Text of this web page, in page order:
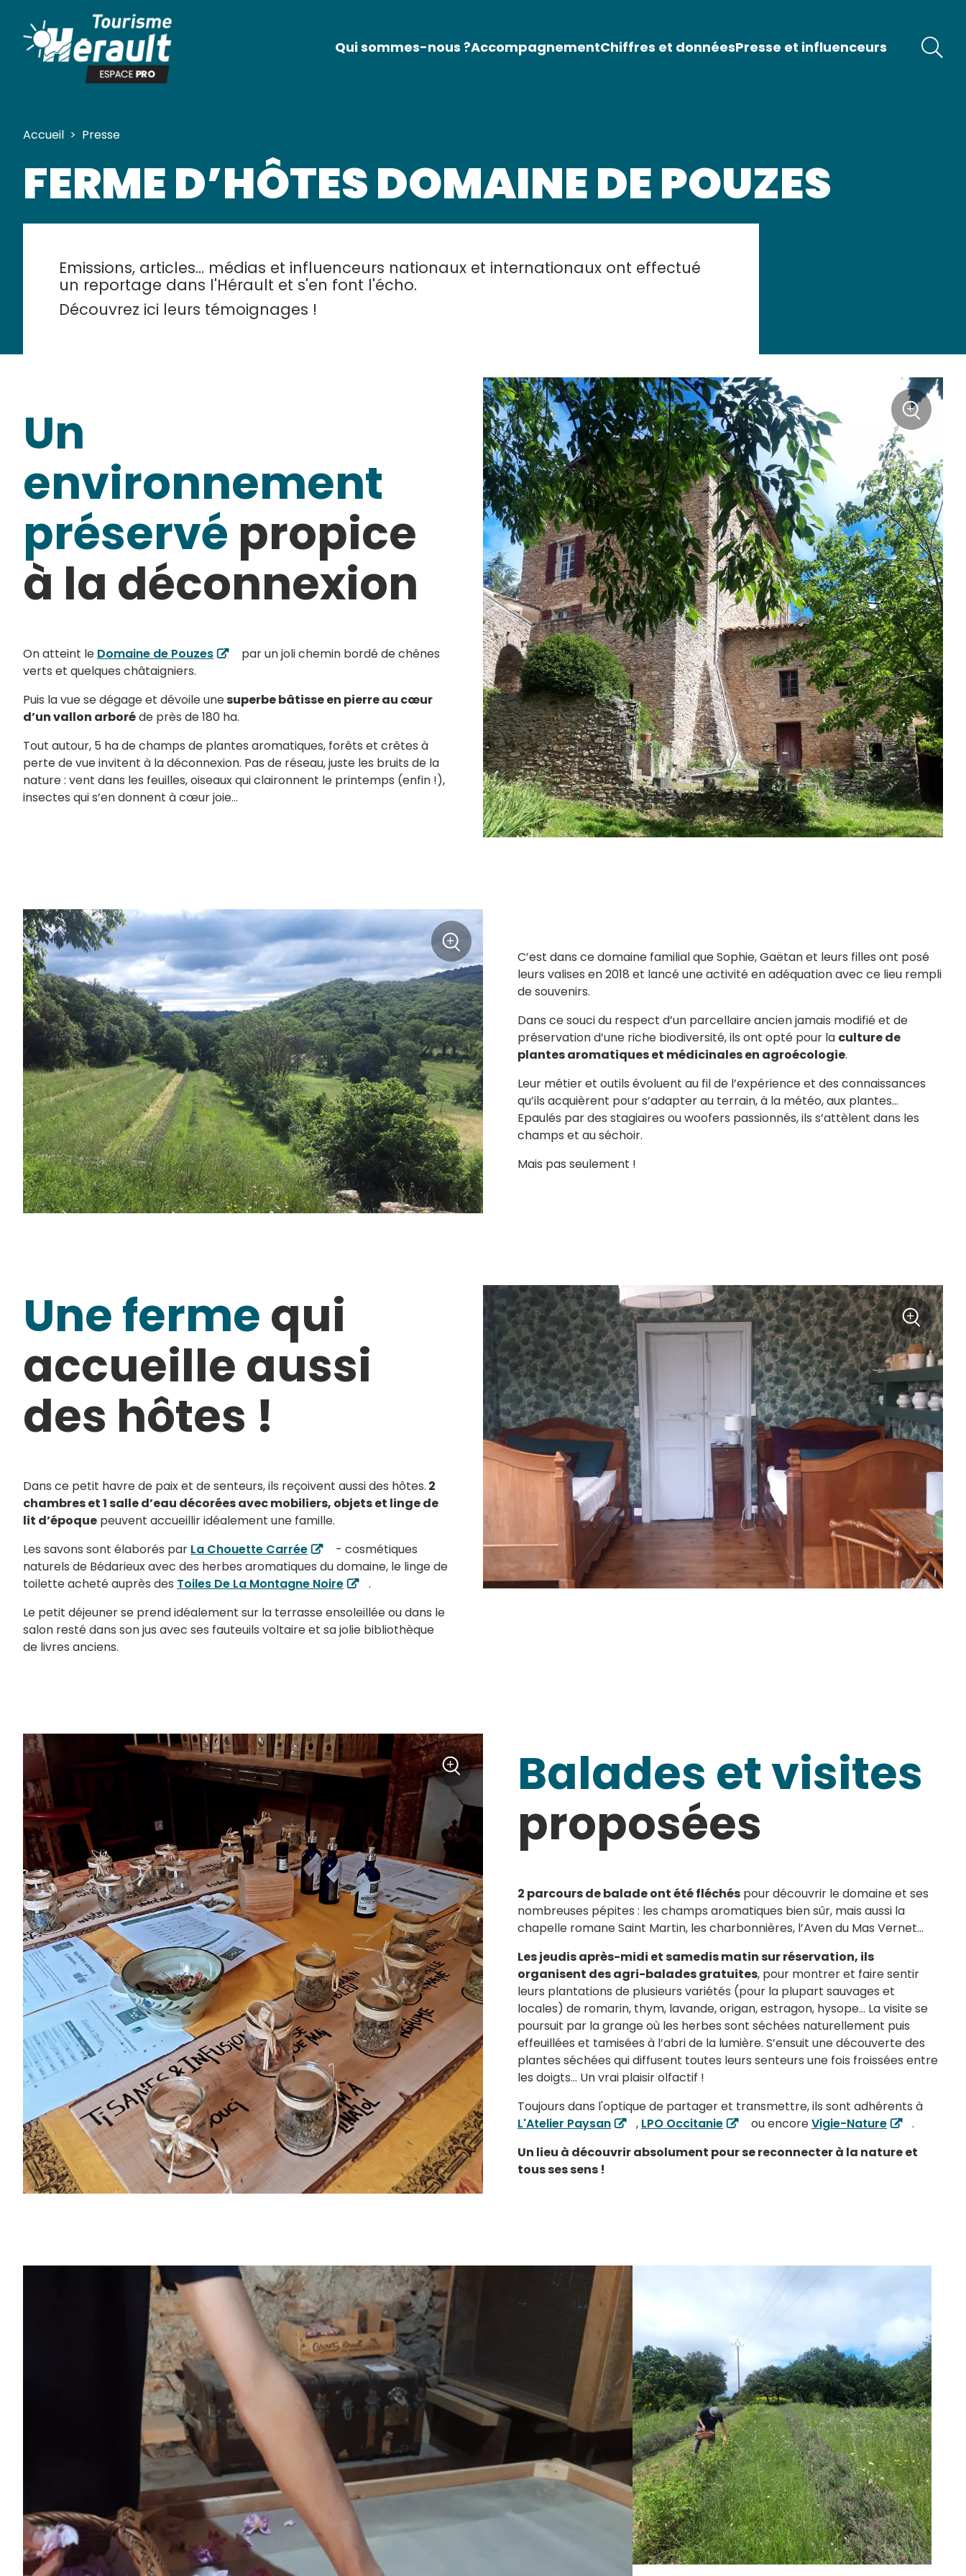
Qui sommes-nous ?AccompagnementChiffres et donnéesPresse et influenceurs
Accueil > Presse
FERME D’HÔTES DOMAINE DE POUZES
Emissions, articles... médias et influenceurs nationaux et internationaux ont effectué
un reportage dans l'Hérault et s'en font l'écho.
Découvrez ici leurs témoignages !
Un
environnement
préservé propice
à la déconnexion
On atteint le Domaine de Pouzes
par un joli chemin bordé de chênes
verts et quelques châtaigniers.
Puis la vue se dégage et dévoile unesuperbe bâtisse en pierre au cœur
d’un vallon arboréde près de 180 ha.
Tout autour, 5 ha de champs de plantes aromatiques, forêts et crêtes à
perte de vue invitent à la déconnexion. Pas de réseau, juste les bruits de la
nature : vent dans les feuilles, oiseaux qui claironnent le printemps (enfin !),
insectes qui s’en donnent à cœur joie...
Zoom
+
C’est dans ce domaine familial que Sophie, Gaëtan et leurs filles ont posé
leurs valises en 2018 et lancé une activité en adéquation avec ce lieu rempli
de souvenirs.
Dans ce souci du respect d’un parcellaire ancien jamais modifié et de
préservation d’une riche biodiversité, ils ont opté pour la culture de
plantes aromatiques et médicinales en agroécologie.
Leur métier et outils évoluent au fil de l’expérience et des connaissances
qu’ils acquièrent pour s’adapter au terrain, à la météo, aux plantes...
Epaulés par des stagiaires ou woofers passionnés, ils s’attèlent dans les
champs et au séchoir.
Mais pas seulement !
Zoom
+
Une fermequi
accueille aussi
des hôtes !
Dans ce petit havre de paix et de senteurs, ils reçoivent aussi des hôtes. 2
chambres et 1 salle d’eau décorées avec mobiliers, objets et linge de
lit d’époque peuvent accueillir idéalement une famille.
Les savons sont élaborés par La Chouette Carrée
- cosmétiques
naturels de Bédarieux avec des herbes aromatiques du domaine, le linge de
toilette acheté auprès des Toiles De La Montagne Noire
.
Le petit déjeuner se prend idéalement sur la terrasse ensoleillée ou dans le
salon resté dans son jus avec ses fauteuils voltaire et sa jolie bibliothèque
de livres anciens.
Zoom
+
Balades et visites
proposées
2 parcours de balade ont été fléchés pour découvrir le domaine et ses
nombreuses pépites : les champs aromatiques bien sûr, mais aussi la
chapelle romane Saint Martin, les charbonnières, l’Aven du Mas Vernet…
Les jeudis après-midi et samedis matin sur réservation, ils
organisent des agri-balades gratuites, pour montrer et faire sentir
leurs plantations de plusieurs variétés (pour la plupart sauvages et
locales) de romarin, thym, lavande, origan, estragon, hysope… La visite se
poursuit par la grange où les herbes sont séchées naturellement puis
effeuillées et tamisées à l’abri de la lumière. S’ensuit une découverte des
plantes séchées qui diffusent toutes leurs senteurs une fois froissées entre
les doigts… Un vrai plaisir olfactif !
Toujours dans l'optique de partager et transmettre, ils sont adhérents à
L'Atelier Paysan
, LPO Occitanie ou encoreVigie-Nature
.
Un lieu à découvrir absolument pour se reconnecter à la nature et
tous ses sens !
Zoom
+